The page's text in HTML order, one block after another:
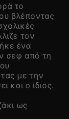
το
βλέποντας
τον
ένα
σεφ από τη
με την
και ο ίδιος.
ως